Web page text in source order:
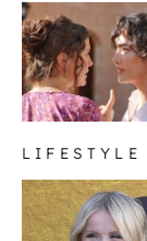
LIFESTYLE